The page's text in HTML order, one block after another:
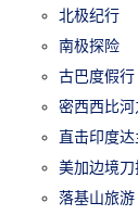
北极纪行
南极探险
古巴度假行
密西西比
直击印度
美加边境
落基山旅游